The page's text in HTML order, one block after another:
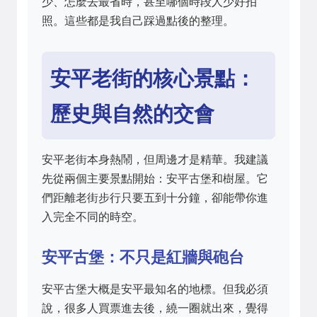
照。這些都是我自己踩過點後的整理。
安平老街的核心景點：
歷史與自然的交會
安平老街本身熱鬧，但周邊才是精華。我建議
先從兩個主要景點開始：安平古堡和樹屋。它
們距離老街步行只要五到十分鐘，卻能帶你進
入完全不同的時空。
安平古堡：不只是紅牆與砲台
安平古堡大概是安平最知名的地標。但我必須
說，很多人買票進去後，繞一圈就出來，覺得